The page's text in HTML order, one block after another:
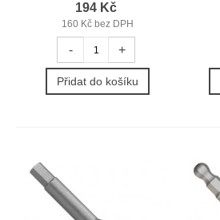
194 Kč
160 Kč bez DPH
- +
Přidat do košíku